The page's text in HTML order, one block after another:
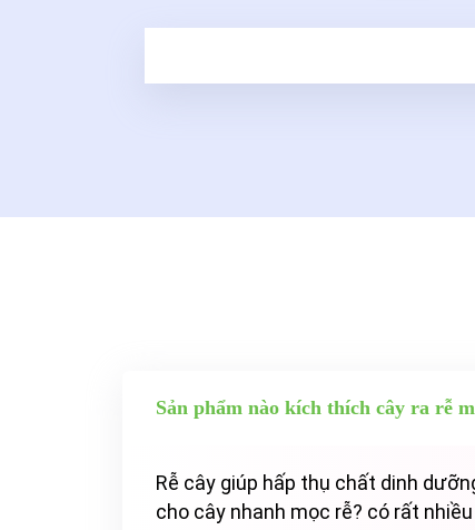
Sản phẩm nào kích thích cây ra rễ
Rễ cây giúp hấp thụ chất dinh
cho cây nhanh mọc rễ? có rất